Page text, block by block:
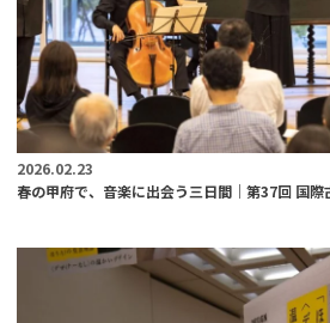
2026.02.23
春の甲府で、音楽に出会う三日間｜第37回 国際